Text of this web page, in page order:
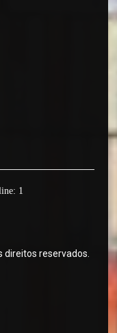
1
direitos reservados.